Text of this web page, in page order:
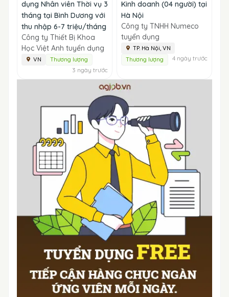
dụng Nhân viên Thời vụ 3
tháng tại Bình Dương với
thu nhập 6-7 triệu/tháng
Công ty Thiết Bị Khoa
Học Việt Anh tuyển dụng
VN Thương lượng
3 ngày trước
Kinh doanh (04 người) tại
Hà Nội
Công ty TNHH Numeco
tuyển dụng
TP. Hà Nội, VN
Thương lượng
4 ngày trước